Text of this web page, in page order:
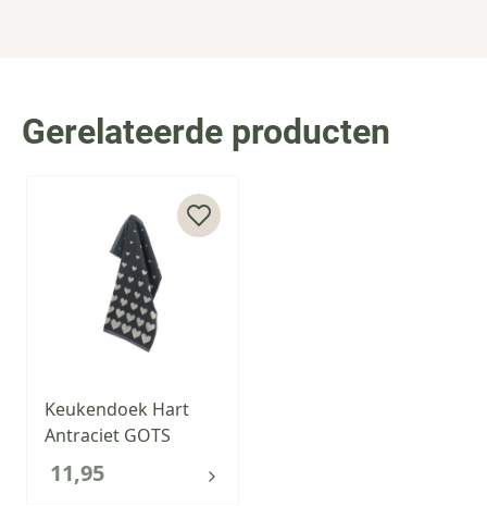
Gerelateerde producten
Keukendoek Hart
Antraciet GOTS
11,95